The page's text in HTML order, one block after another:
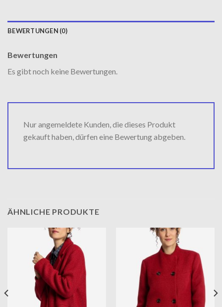
BEWERTUNGEN (0)
Bewertungen
Es gibt noch keine Bewertungen.
Nur angemeldete Kunden, die dieses Produkt
gekauft haben, dürfen eine Bewertung abgeben.
ÄHNLICHE PRODUKTE